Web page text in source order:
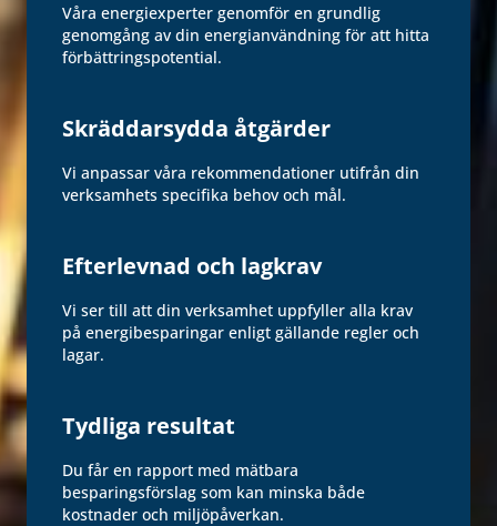
Våra energiexperter genomför en grundlig
genomgång av din energianvändning för att hitta
förbättringspotential.
Skräddarsydda åtgärder
Vi anpassar våra rekommendationer utifrån din
verksamhets specifika behov och mål.
Efterlevnad och lagkrav
Vi ser till att din verksamhet uppfyller alla krav
på energibesparingar enligt gällande regler och
lagar.
Tydliga resultat
Du får en rapport med mätbara
besparingsförslag som kan minska både
kostnader och miljöpåverkan.